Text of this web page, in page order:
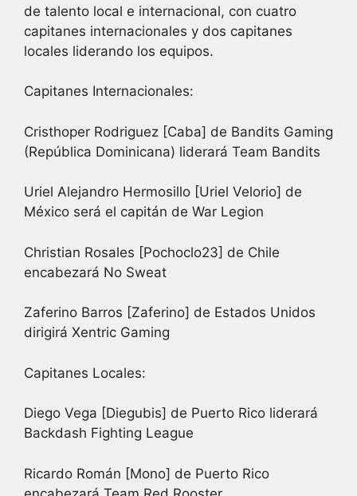
de talento local e internacional, con cuatro
capitanes internacionales y dos capitanes
locales liderando los equipos.
Capitanes Internacionales:
Cristhoper Rodriguez [Caba] de Bandits Gaming
(República Dominicana) liderará Team Bandits
Uriel Alejandro Hermosillo [Uriel Velorio] de
México será el capitán de War Legion
Christian Rosales [Pochoclo23] de Chile
encabezará No Sweat
Zaferino Barros [Zaferino] de Estados Unidos
dirigirá Xentric Gaming
Capitanes Locales:
Diego Vega [Diegubis] de Puerto Rico liderará
Backdash Fighting League
Ricardo Román [Mono] de Puerto Rico